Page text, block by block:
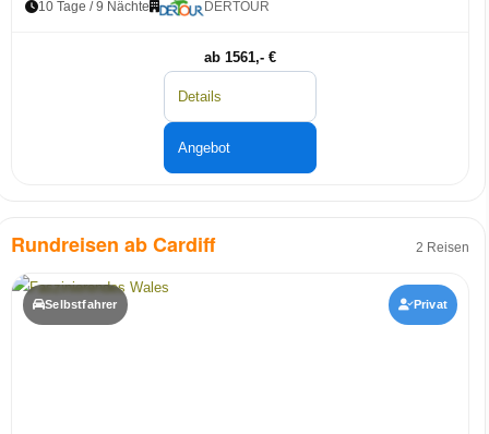
10 Tage / 9 Nächte DERTOUR
ab 1561,- €
Details
Angebot
Rundreisen ab Cardiff 2 Reisen
Selbstfahrer Privat